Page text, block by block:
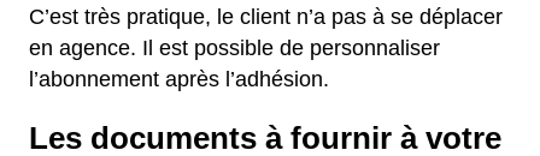
C’est très pratique, le client n’a pas à se déplacer
en agence. Il est possible de personnaliser
l’abonnement après l’adhésion.
Les documents à fournir à votre